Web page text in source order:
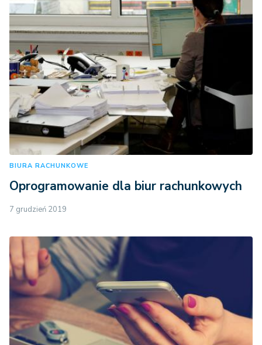
BIURA RACHUNKOWE
Oprogramowanie dla biur rachunkowych
7 grudzień 2019